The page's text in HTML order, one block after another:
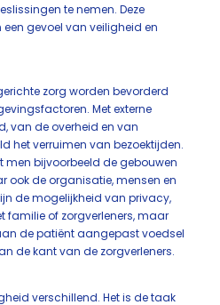
te nemen. Deze
gevoel van veiligheid en
zorg worden bevorderd
Met externe
van de overheid en van
het verruimen van bezoektijden.
men bijvoorbeeld de gebouwen
ook de organisatie, mensen en
de mogelijkheid van privacy,
familie of zorgverleners, maar
de patiënt aangepast voedsel
de kant van de zorgverleners.
verschillend. Het is de taak